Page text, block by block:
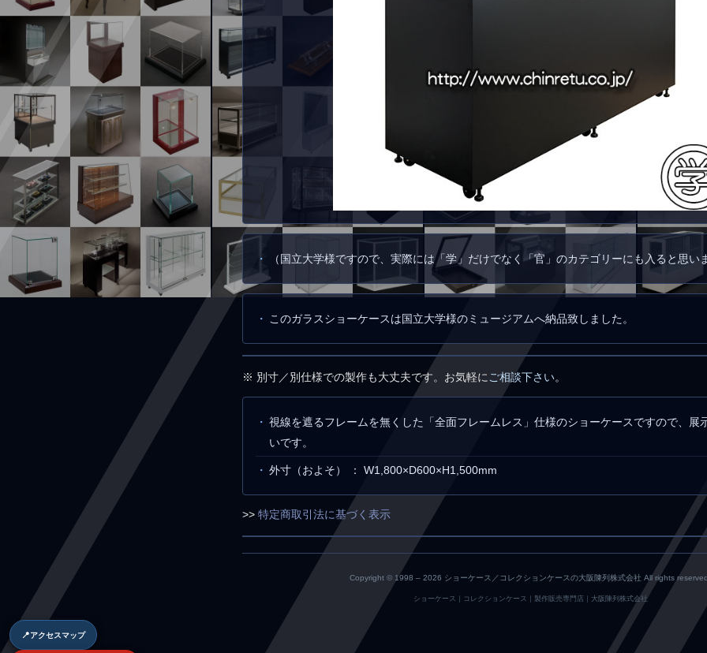
（国立大学様ですので、実際には「学」だけでなく「官」のカテゴリーにも入ると思い
このガラスショーケースは国立大学様のミュージアムへ納品致しました。
※ 別寸／別仕様での製作も大丈夫です。お気軽に ご相談下さい。
視線を遮るフレームを無くした「全面フレームレス」仕様のショーケースですので、展
いです。
外寸（およそ） ： W1,800×D600×H1,500mm
>> 特定商取引法に基づく表示
Copyright © 1998 – 2026 ショーケース／コレクションケースの大阪陳列株式会社 All rights
ショーケース｜コレクションケース｜製作販売専門店｜大阪陳列株式会社
📍アクセスマップ